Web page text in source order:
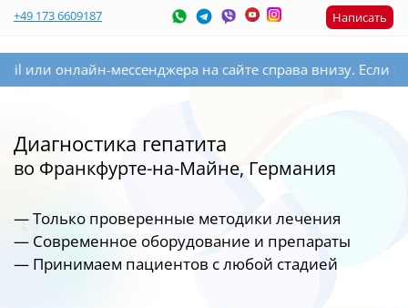
+49 173 6609187 Написать
мессенджера на сайте справа внизу. Если Вы
Диагностика гепатита
во Франкфурте-на-Майне, Германия
— Только проверенные методики лечения
— Современное оборудование и препараты
— Принимаем пациентов с любой стадией